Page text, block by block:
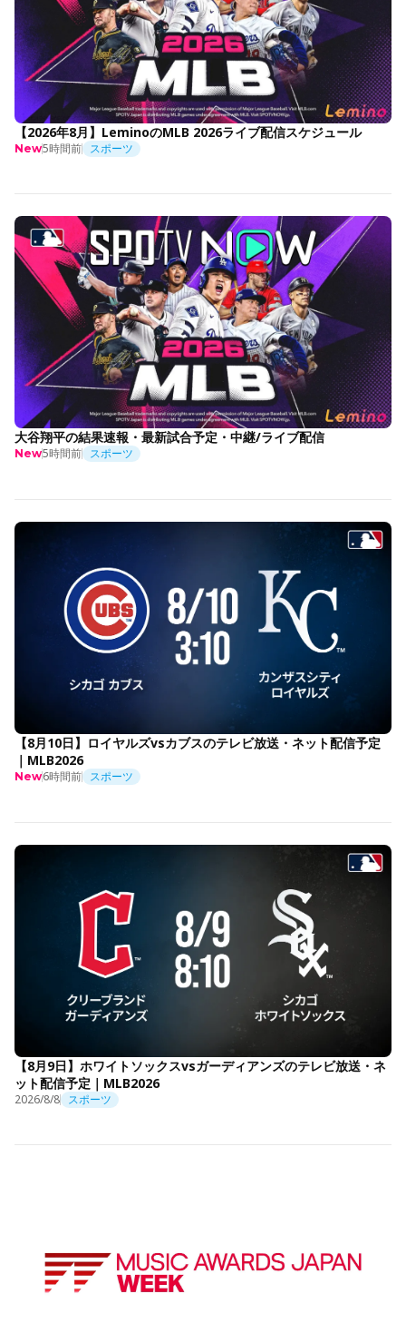
【2026年8月】LeminoのMLB 2026ライブ配信スケジュール
New5時間前 スポーツ
大谷翔平の結果速報・最新試合予定・中継/ライブ配信
New5時間前 スポーツ
【8月10日】ロイヤルズvsカブスのテレビ放送・ネット配信予定
｜MLB2026
New6時間前 スポーツ
【8月9日】ホワイトソックスvsガーディアンズのテレビ放送・ネ
ット配信予定｜MLB2026
2026/8/8 スポーツ